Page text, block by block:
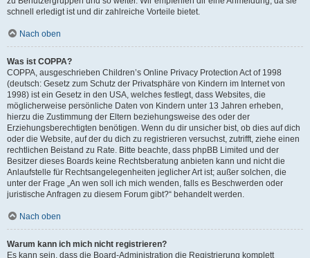
schnell erledigt ist und dir zahlreiche Vorteile bietet.
Nach oben
Was ist COPPA?
COPPA, ausgeschrieben Children’s Online Privacy Protection Act of 1998
(deutsch: Gesetz zum Schutz der Privatsphäre von Kindern im Internet von
1998) ist ein Gesetz in den USA, welches festlegt, dass Websites, die
möglicherweise persönliche Daten von Kindern unter 13 Jahren erheben,
hierzu die Zustimmung der Eltern beziehungsweise des oder der
Erziehungsberechtigten benötigen. Wenn du dir unsicher bist, ob dies auf dich
oder die Website, auf der du dich zu registrieren versuchst, zutrifft, ziehe einen
rechtlichen Beistand zu Rate. Bitte beachte, dass phpBB Limited und der
Besitzer dieses Boards keine Rechtsberatung anbieten kann und nicht die
Anlaufstelle für Rechtsangelegenheiten jeglicher Art ist; außer solchen, die
unter der Frage „An wen soll ich mich wenden, falls es Beschwerden oder
juristische Anfragen zu diesem Forum gibt?“ behandelt werden.
Nach oben
Warum kann ich mich nicht registrieren?
Es kann sein, dass die Board-Administration die Registrierung komplett